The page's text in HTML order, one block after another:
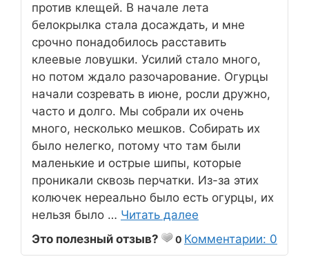
против клещей. В начале лета
белокрылка стала досаждать, и мне
срочно понадобилось расставить
клеевые ловушки. Усилий стало много,
но потом ждало разочарование. Огурцы
начали созревать в июне, росли дружно,
часто и долго. Мы собрали их очень
много, несколько мешков. Собирать их
было нелегко, потому что там были
маленькие и острые шипы, которые
проникали сквозь перчатки. Из-за этих
колючек нереально было есть огурцы, их
нельзя было … Читать далее
Это полезный отзыв?
0 Комментарии: 0